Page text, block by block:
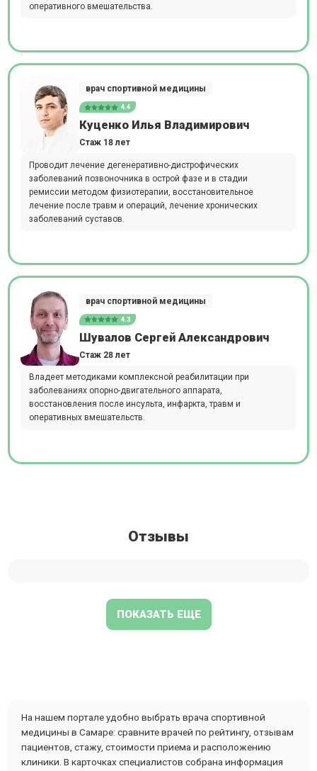
оперативного вмешательства.
врач спортивной медицины
4.4
Куценко Илья Владимирович
Стаж 18 лет
Проводит лечение дегенеративно-дистрофических
заболеваний позвоночника в острой фазе и в стадии
ремиссии методом физиотерапии, восстановительное
лечение после травм и операций, лечение хронических
заболеваний суставов.
врач спортивной медицины
4.3
Шувалов Сергей Александрович
Стаж 28 лет
Владеет методиками комплексной реабилитации при
заболеваниях опорно-двигательного аппарата,
восстановления после инсульта, инфаркта, травм и
оперативных вмешательств.
Отзывы
ПОКАЗАТЬ ЕЩЕ
На нашем портале удобно выбрать врача спортивной
медицины в Самаре: сравните врачей по рейтингу, отзывам
пациентов, стажу, стоимости приема и расположению
клиники. В карточках специалистов собрана информация